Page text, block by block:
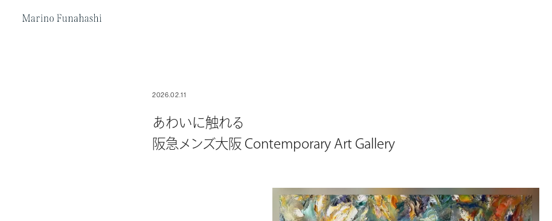
2026.02.11
あわいに触れる
阪急メンズ大阪 Contemporary Art Gallery